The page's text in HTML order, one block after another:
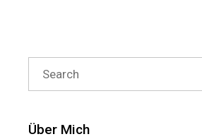
Search
for:
Über Mich